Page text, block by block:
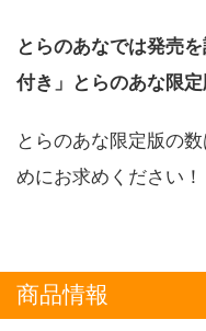
とらのあなでは発売
付き」とらのあな限定
とらのあな限定版の
めにお求めください！
商品情報